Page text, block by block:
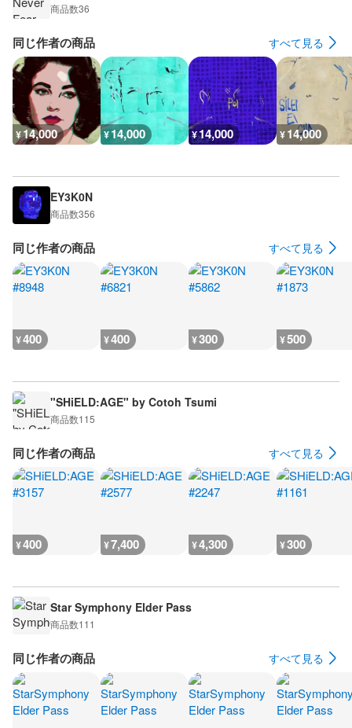
商品数36
同じ作者の商品 すべて見る
¥14,000 ¥14,000 ¥14,000 ¥14,000
EY3K0N
商品数356
同じ作者の商品 すべて見る
¥400 ¥400 ¥300 ¥500
"SHiELD:AGE" by Cotoh Tsumi
商品数115
同じ作者の商品 すべて見る
¥400 ¥7,400 ¥4,300 ¥300
Star Symphony Elder Pass
商品数111
同じ作者の商品 すべて見る